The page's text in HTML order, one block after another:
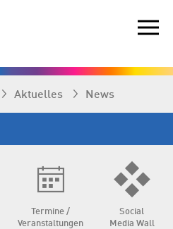
Aktuelles News
Termine /
Veranstaltungen
Social
Media Wall